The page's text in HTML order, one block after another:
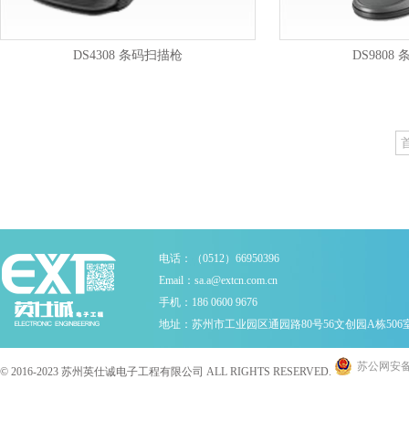
DS4308 条码扫描枪 DS9808
电话：（0512）66950396
Email：sa.a@extcn.com.cn
手机：186 0600 9676
地址：苏州市工业园区通园路80号56文创园A栋506
© 2016-2023 苏州英仕诚电子工程有限公司 ALL RIGHTS RESERVED. 苏公网安